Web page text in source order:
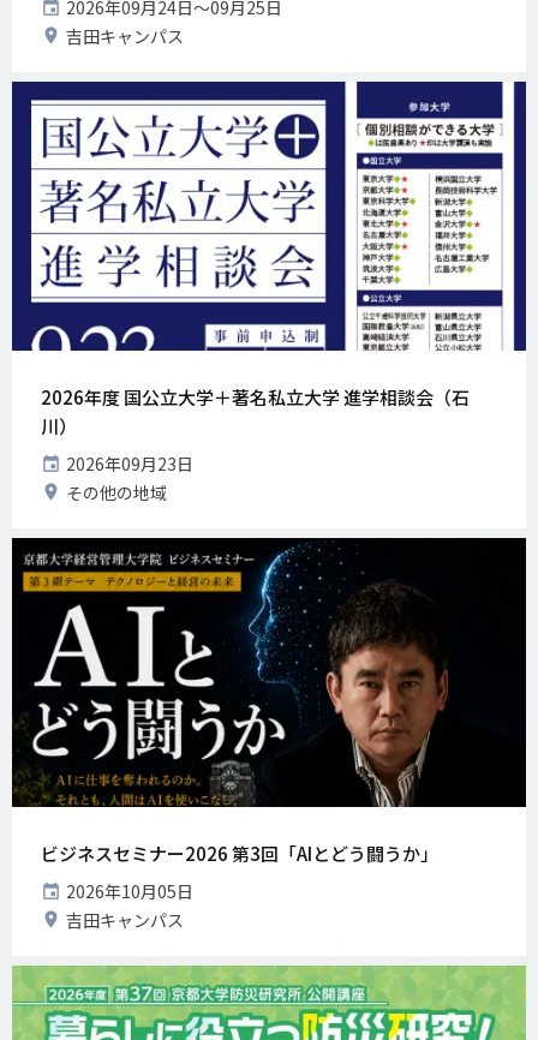
開
催
日
2026年09月24日〜09月25日
開
地
吉田キャンパス
2026年度 国公立大学＋著名私立大学 進学相談会（石
川）
開
催
日
2026年09月23日
開
地
その他の地域
ビジネスセミナー2026 第3回「AIとどう闘うか」
開
催
日
2026年10月05日
開
地
吉田キャンパス